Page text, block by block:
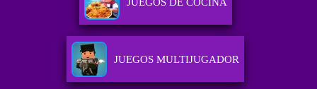
JUEGOS DE COCINA
JUEGOS MULTIJUGADOR